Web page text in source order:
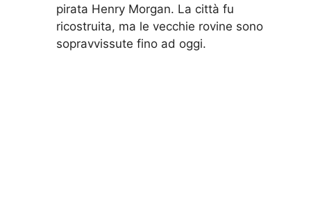
pirata Henry Morgan. La città fu
ricostruita, ma le vecchie rovine sono
sopravvissute fino ad oggi.